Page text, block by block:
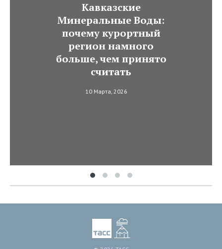
Кавказские
Минеральные Воды:
почему курортный
регион намного
больше, чем принято
считать
10 Марта, 2026